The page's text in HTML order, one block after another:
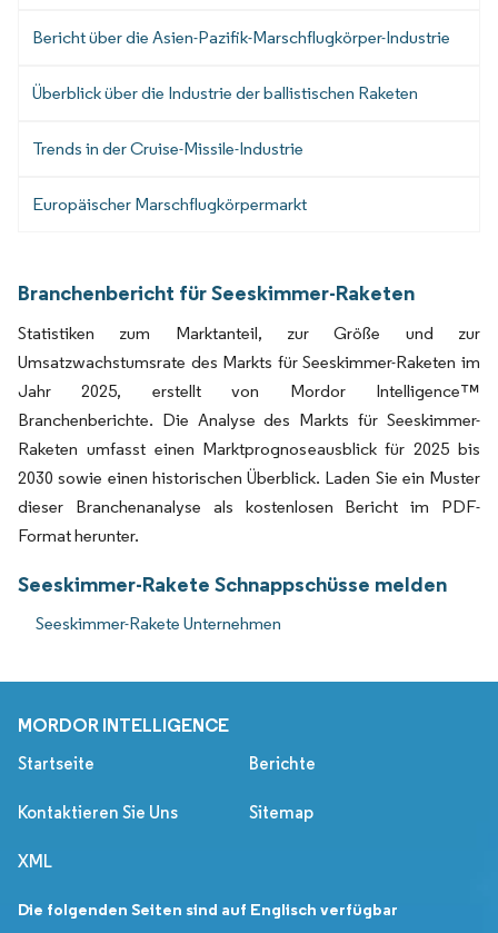
Bericht über die Asien-Pazifik-Marschflugkörper-Industrie
Überblick über die Industrie der ballistischen Raketen
Trends in der Cruise-Missile-Industrie
Europäischer Marschflugkörpermarkt
Branchenbericht für Seeskimmer-Raketen
Statistiken zum Marktanteil, zur Größe und zur
Umsatzwachstumsrate des Markts für Seeskimmer-Raketen im
Jahr 2025, erstellt von Mordor Intelligence™
Branchenberichte. Die Analyse des Markts für Seeskimmer-
Raketen umfasst einen Marktprognoseausblick für 2025 bis
2030 sowie einen historischen Überblick. Laden Sie ein Muster
dieser Branchenanalyse als kostenlosen Bericht im PDF-
Format herunter.
Seeskimmer-Rakete Schnappschüsse melden
Seeskimmer-Rakete Unternehmen
MORDOR INTELLIGENCE
Startseite Berichte
Kontaktieren Sie Uns Sitemap
XML
Die folgenden Seiten sind auf Englisch verfügbar